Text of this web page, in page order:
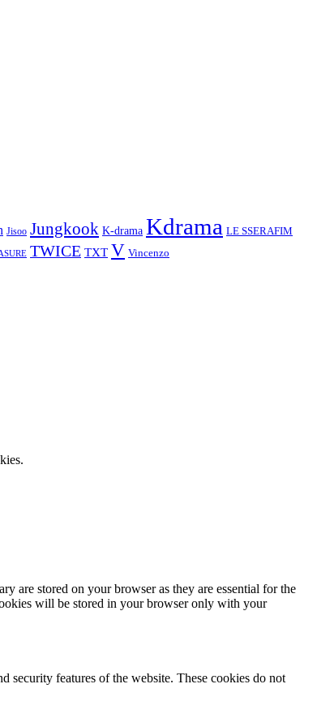
Jisoo Jungkook K-drama Kdrama LE SSERAFIM
TWICE TXT V Vincenzo
are stored on your browser as they are essential for the
will be stored in your browser only with your
security features of the website. These cookies do not